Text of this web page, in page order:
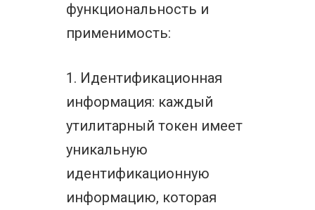
функциональность и
применимость:
1. Идентификационная
информация: каждый
утилитарный токен имеет
уникальную
идентификационную
информацию, которая